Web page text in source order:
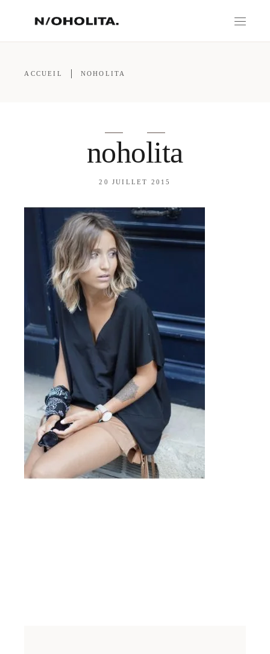
ACCUEIL NOHOLITA
noholita
20 JUILLET 2015